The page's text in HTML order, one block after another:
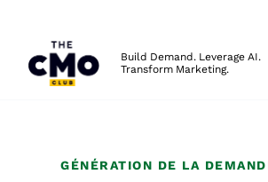
Build Demand. Leverage AI.
Transform Marketing.
GÉNÉRATION DE LA